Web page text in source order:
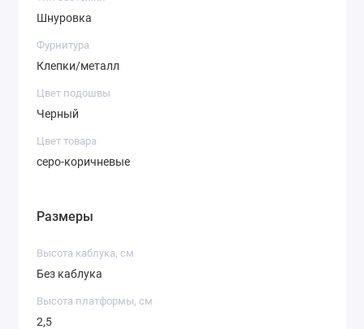
Шнуровка
Фурнитура
Клепки/металл
Цвет подошвы
Черный
Цвет товара
серо-коричневые
Размеры
Высота каблука, см
Без каблука
Высота платформы, см
2,5